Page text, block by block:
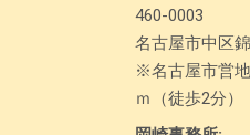
460-0003
名古屋市中区
※名古屋市営
ｍ（徒歩2分）